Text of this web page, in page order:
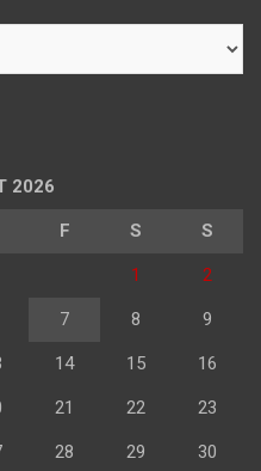
2026
F S S
1 2
7 8 9
14 15 16
21 22 23
28 29 30